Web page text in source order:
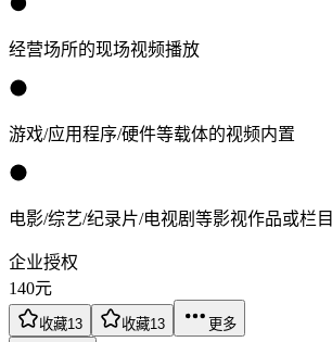
经营场所的现场视频播放
游戏/应用程序/硬件等载体的视频内置
电影/综艺/纪录片/电视剧等影视作品或栏目
企业授权
140元
收藏13 收藏13
更多